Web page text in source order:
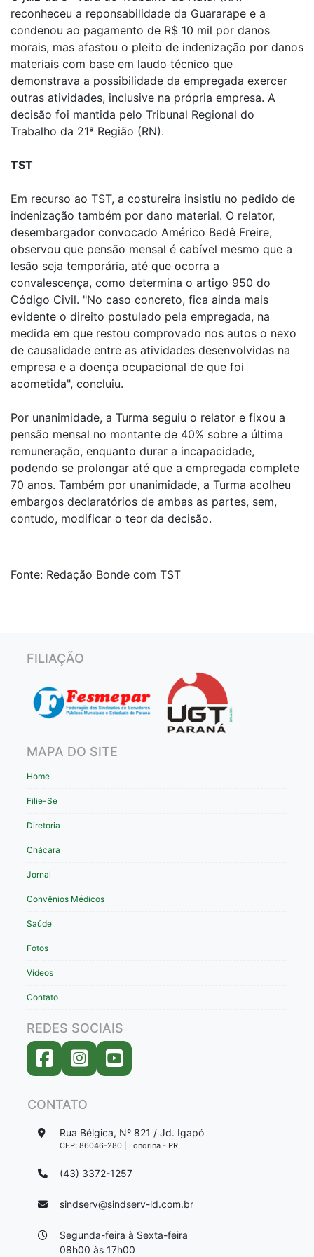
reconheceu a reponsabilidade da Guararape e a
condenou ao pagamento de R$ 10 mil por danos
morais, mas afastou o pleito de indenização por danos
materiais com base em laudo técnico que
demonstrava a possibilidade da empregada exercer
outras atividades, inclusive na própria empresa. A
decisão foi mantida pelo Tribunal Regional do
Trabalho da 21ª Região (RN).
TST
Em recurso ao TST, a costureira insistiu no pedido de
indenização também por dano material. O relator,
desembargador convocado Américo Bedê Freire,
observou que pensão mensal é cabível mesmo que a
lesão seja temporária, até que ocorra a
convalescença, como determina o artigo 950 do
Código Civil. "No caso concreto, fica ainda mais
evidente o direito postulado pela empregada, na
medida em que restou comprovado nos autos o nexo
de causalidade entre as atividades desenvolvidas na
empresa e a doença ocupacional de que foi
acometida", concluiu.
Por unanimidade, a Turma seguiu o relator e fixou a
pensão mensal no montante de 40% sobre a última
remuneração, enquanto durar a incapacidade,
podendo se prolongar até que a empregada complete
70 anos. Também por unanimidade, a Turma acolheu
embargos declaratórios de ambas as partes, sem,
contudo, modificar o teor da decisão.
Fonte: Redação Bonde com TST
FILIAÇÃO
MAPA DO SITE
Home
Filie-Se
Diretoria
Chácara
Jornal
Convênios Médicos
Saúde
Fotos
Vídeos
Contato
REDES SOCIAIS
CONTATO
Rua Bélgica, Nº 821 / Jd. Igapó
CEP: 86046-280 | Londrina - PR
(43) 3372-1257
sindserv@sindserv-ld.com.br
Segunda-feira à Sexta-feira
08h00 às 17h00